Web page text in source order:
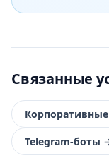
Связанные
Telegram-боты